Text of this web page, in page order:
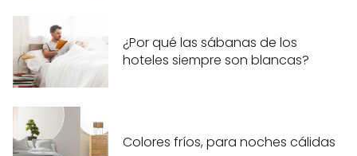
¿Por qué las sábanas de los
hoteles siempre son blancas?
Colores fríos, para noches cálidas